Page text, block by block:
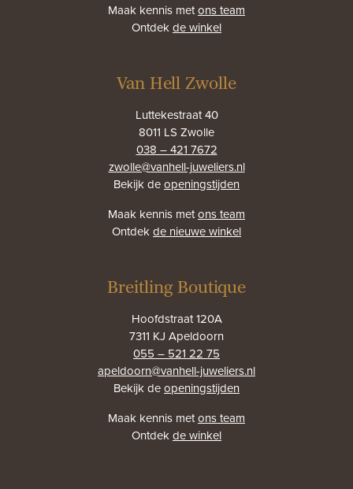
Maak kennis metons team
Ontdekde winkel
Van Hell Zwolle
Luttekestraat 40
8011 LS Zwolle
038 – 421 7672
zwolle@vanhell-juweliers.nl
Bekijk deopeningstijden
Maak kennis metons team
Ontdekde nieuwe winkel
Breitling Boutique
Hoofdstraat 120A
7311 KJ Apeldoorn
055 – 521 22 75
apeldoorn@vanhell-juweliers.nl
Bekijk deopeningstijden
Maak kennis metons team
Ontdekde winkel